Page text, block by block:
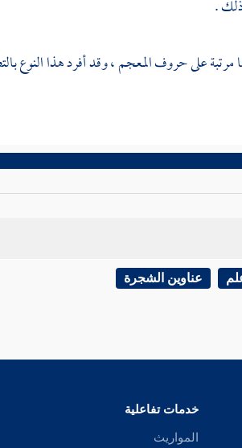
.
على حروف المعجم ، وقد أفرد هذا النوع
عناوين الشجرة
خدمات تفاعلية
المواريث